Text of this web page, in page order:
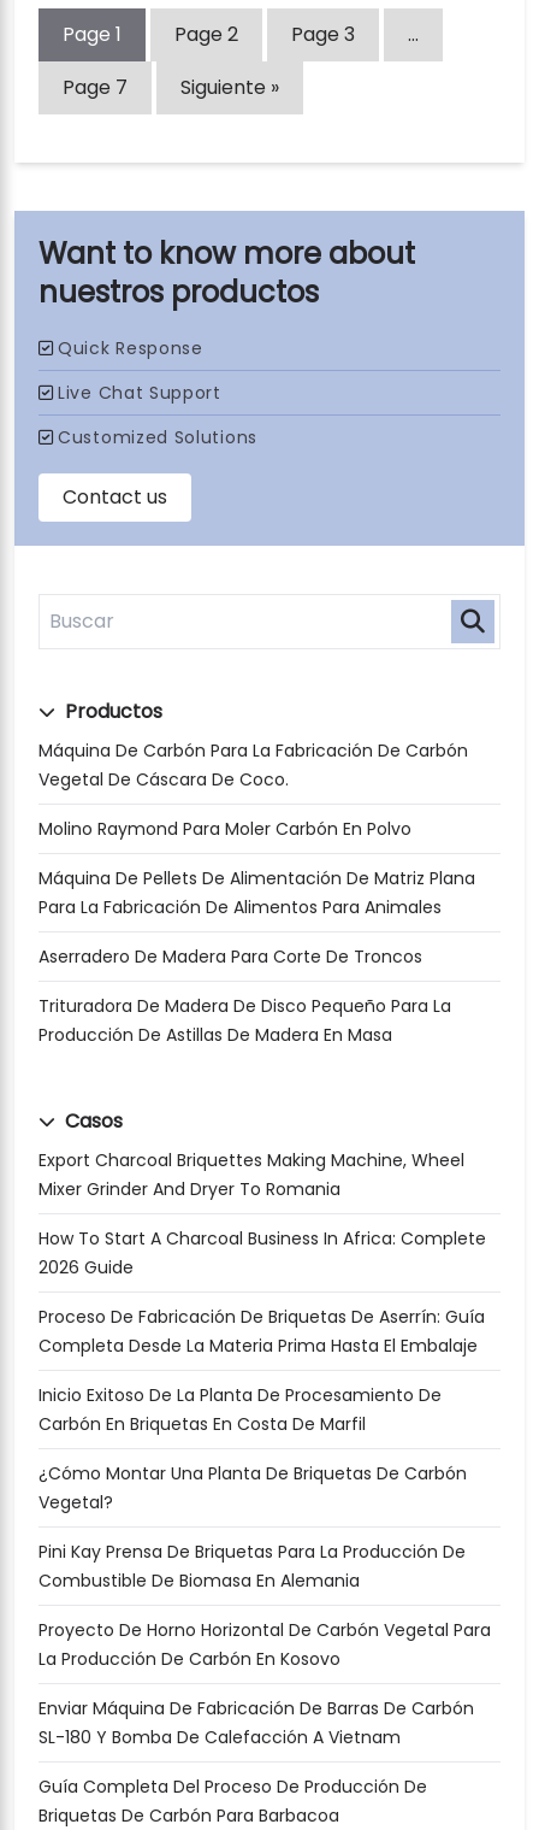
nuestros productos
Productos
Máquina De Carbón Para La Fabricación De Carbón
Vegetal De Cáscara De Coco.
Molino Raymond Para Moler Carbón En Polvo
Máquina De Pellets De Alimentación De Matriz Plana
Para La Fabricación De Alimentos Para Animales
Aserradero De Madera Para Corte De Troncos
Trituradora De Madera De Disco Pequeño Para La
Producción De Astillas De Madera En Masa
Casos
Export Charcoal Briquettes Making Machine, Wheel
Mixer Grinder And Dryer To Romania
How To Start A Charcoal Business In Africa: Complete
2026 Guide
Proceso De Fabricación De Briquetas De Aserrín: Guía
Completa Desde La Materia Prima Hasta El Embalaje
Inicio Exitoso De La Planta De Procesamiento De
Carbón En Briquetas En Costa De Marfil
¿Cómo Montar Una Planta De Briquetas De Carbón
Vegetal?
Pini Kay Prensa De Briquetas Para La Producción De
Combustible De Biomasa En Alemania
Proyecto De Horno Horizontal De Carbón Vegetal Para
La Producción De Carbón En Kosovo
Enviar Máquina De Fabricación De Barras De Carbón
SL-180 Y Bomba De Calefacción A Vietnam
Guía Completa Del Proceso De Producción De
Briquetas De Carbón Para Barbacoa
Page 1 Page 2 Page 3
…
Page 7 Siguiente »